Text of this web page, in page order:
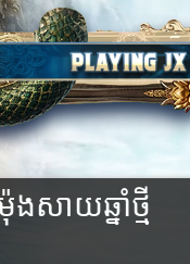
ងសាយឆ្នាំថ្មី